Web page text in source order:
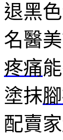
退黑
名醫
疼痛
塗抹
配賣